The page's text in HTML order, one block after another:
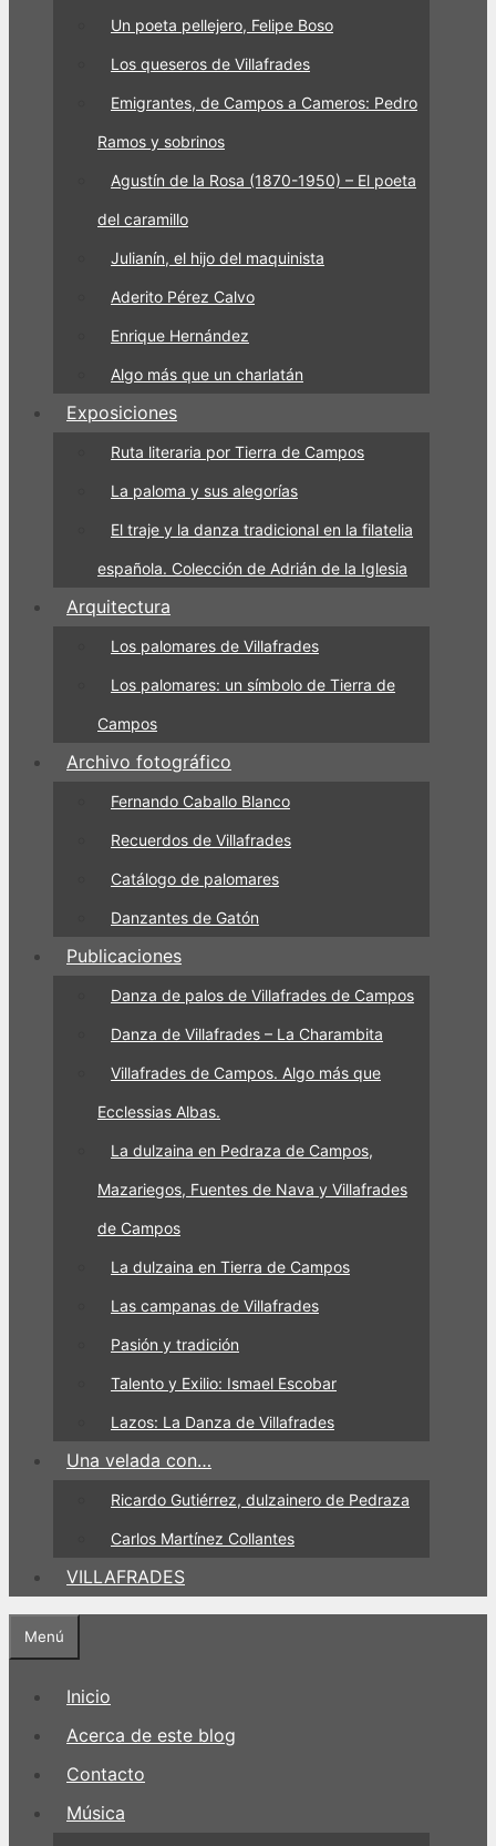
Un poeta pellejero, Felipe Boso
Los queseros de Villafrades
Emigrantes, de Campos a Cameros: Pedro
Ramos y sobrinos
Agustín de la Rosa (1870-1950) – El poeta
del caramillo
Julianín, el hijo del maquinista
Aderito Pérez Calvo
Enrique Hernández
Algo más que un charlatán
Exposiciones
Ruta literaria por Tierra de Campos
La paloma y sus alegorías
El traje y la danza tradicional en la filatelia
española. Colección de Adrián de la Iglesia
Arquitectura
Los palomares de Villafrades
Los palomares: un símbolo de Tierra de
Campos
Archivo fotográfico
Fernando Caballo Blanco
Recuerdos de Villafrades
Catálogo de palomares
Danzantes de Gatón
Publicaciones
Danza de palos de Villafrades de Campos
Danza de Villafrades – La Charambita
Villafrades de Campos. Algo más que
Ecclessias Albas.
La dulzaina en Pedraza de Campos,
Mazariegos, Fuentes de Nava y Villafrades
de Campos
La dulzaina en Tierra de Campos
Las campanas de Villafrades
Pasión y tradición
Talento y Exilio: Ismael Escobar
Lazos: La Danza de Villafrades
Una velada con…
Ricardo Gutiérrez, dulzainero de Pedraza
Carlos Martínez Collantes
VILLAFRADES
Menú
Inicio
Acerca de este blog
Contacto
Música